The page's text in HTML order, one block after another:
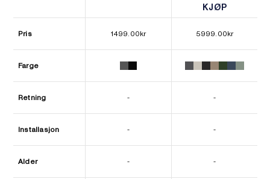
KJØP
KJØP
Pris 1499.00kr 5999.00kr
Farge
Retning - -
Installasjon - -
Alder - -